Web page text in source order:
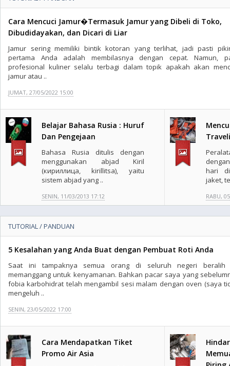
Cara Mencuci Jamur�Termasuk Jamur yang Dibeli di Toko,
Dibudidayakan, dan Dicari di Liar
Jamur sering memiliki bintik kotoran yang terlihat, jadi pasti
pertama Anda adalah membilasnya dengan cepat. Namun,
profesional kuliner selalu terbagi dalam topik apakah akan
jamur atau ..
JUMAT, 27/05/2022 15:00
Belajar Bahasa Rusia : Huruf
Dan Pengejaan
Bahasa Rusia ditulis dengan
menggunakan abjad Kiril
(кириллица, kirillitsa), yaitu
sistem abjad yang ..
SENIN, 11/03/2013 17:12
hari
jaket,
RABU,
TUTORIAL / PANDUAN
5 Kesalahan yang Anda Buat dengan Pembuat Roti Anda
Saat ini tampaknya semua orang di seluruh negeri beralih
memanggang untuk kenyamanan. Bahkan pacar saya yang
fobia karbohidrat telah mengambil sesi malam dengan oven (saya
mengeluh ..
SENIN, 23/05/2022 17:00
Cara Mendapatkan Tiket
Promo Air Asia